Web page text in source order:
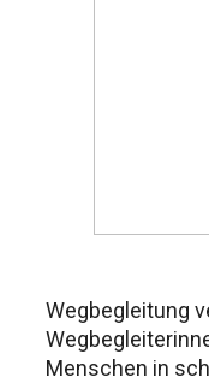
Wegbegleitung
Menschen in